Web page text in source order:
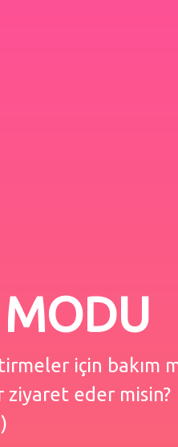
için bakım
ziyaret eder misin?